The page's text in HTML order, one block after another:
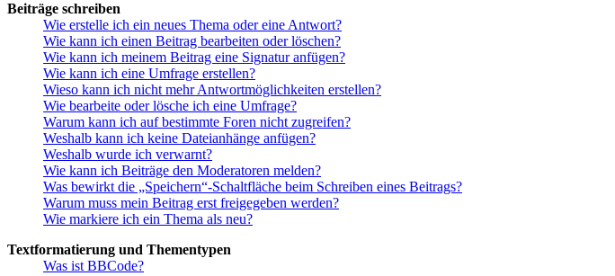
Beiträge schreiben
Wie erstelle ich ein neues Thema oder eine Antwort?
Wie kann ich einen Beitrag bearbeiten oder löschen?
Wie kann ich meinem Beitrag eine Signatur anfügen?
Wie kann ich eine Umfrage erstellen?
Wieso kann ich nicht mehr Antwortmöglichkeiten erstellen?
Wie bearbeite oder lösche ich eine Umfrage?
Warum kann ich auf bestimmte Foren nicht zugreifen?
Weshalb kann ich keine Dateianhänge anfügen?
Weshalb wurde ich verwarnt?
Wie kann ich Beiträge den Moderatoren melden?
Was bewirkt die „Speichern“-Schaltfläche beim Schreiben eines Beitrags?
Warum muss mein Beitrag erst freigegeben werden?
Wie markiere ich ein Thema als neu?
Textformatierung und Thementypen
Was ist BBCode?